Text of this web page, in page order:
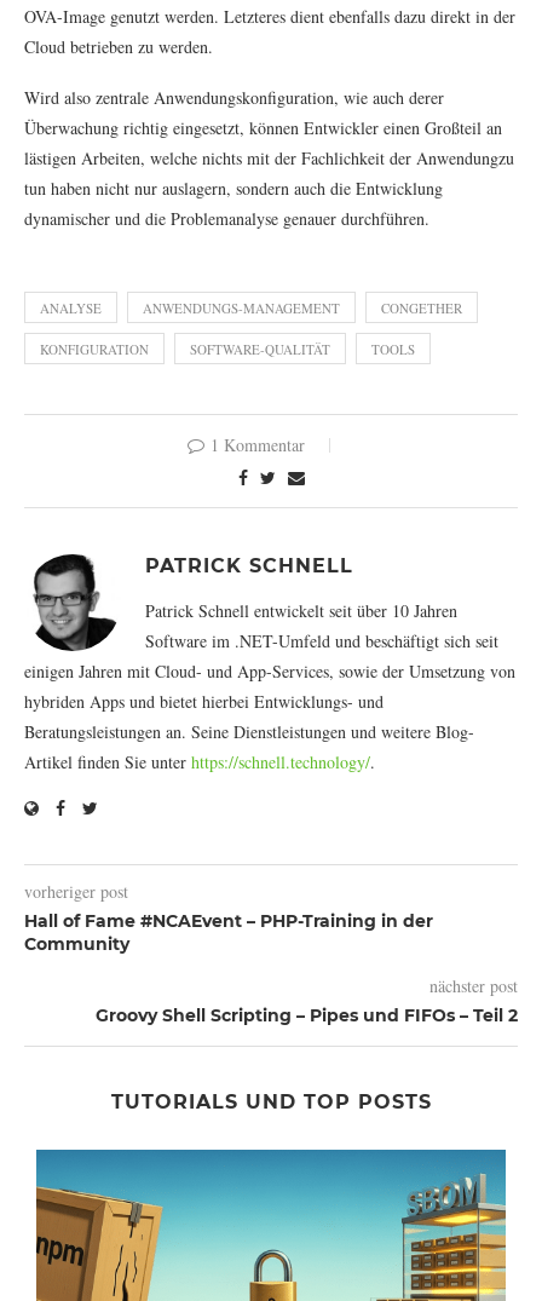
OVA-Image genutzt werden. Letzteres dient ebenfalls dazu direkt in der
Cloud betrieben zu werden.
Wird also zentrale Anwendungskonfiguration, wie auch derer
Überwachung richtig eingesetzt, können Entwickler einen Großteil an
lästigen Arbeiten, welche nichts mit der Fachlichkeit der Anwendungzu
tun haben nicht nur auslagern, sondern auch die Entwicklung
dynamischer und die Problemanalyse genauer durchführen.
ANALYSE ANWENDUNGS-MANAGEMENT CONGETHER
KONFIGURATION SOFTWARE-QUALITÄT TOOLS
1 Kommentar
PATRICK SCHNELL
Patrick Schnell entwickelt seit über 10 Jahren
Software im .NET-Umfeld und beschäftigt sich seit
einigen Jahren mit Cloud- und App-Services, sowie der Umsetzung von
hybriden Apps und bietet hierbei Entwicklungs- und
Beratungsleistungen an. Seine Dienstleistungen und weitere Blog-
Artikel finden Sie unter https://schnell.technology/.
vorheriger post
Hall of Fame #NCAEvent – PHP-Training in der
Community
nächster post
Groovy Shell Scripting – Pipes und FIFOs – Teil 2
TUTORIALS UND TOP POSTS